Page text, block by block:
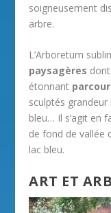
soigneusement
arbre.
L’Arboretum
paysagères dont
étonnant
sculptés
bleu… Il s’agit en
de fond de vallée
lac bleu.
ART ET